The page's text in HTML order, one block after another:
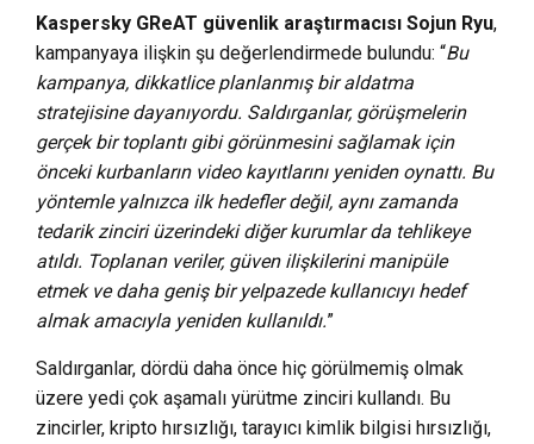
Kaspersky GReAT güvenlik araştırmacısı Sojun Ryu,
kampanyaya ilişkin şu değerlendirmede bulundu: “Bu
kampanya, dikkatlice planlanmış bir aldatma
stratejisine dayanıyordu. Saldırganlar, görüşmelerin
gerçek bir toplantı gibi görünmesini sağlamak için
önceki kurbanların video kayıtlarını yeniden oynattı. Bu
yöntemle yalnızca ilk hedefler değil, aynı zamanda
tedarik zinciri üzerindeki diğer kurumlar da tehlikeye
atıldı. Toplanan veriler, güven ilişkilerini manipüle
etmek ve daha geniş bir yelpazede kullanıcıyı hedef
almak amacıyla yeniden kullanıldı.”
Saldırganlar, dördü daha önce hiç görülmemiş olmak
üzere yedi çok aşamalı yürütme zinciri kullandı. Bu
zincirler, kripto hırsızlığı, tarayıcı kimlik bilgisi hırsızlığı,